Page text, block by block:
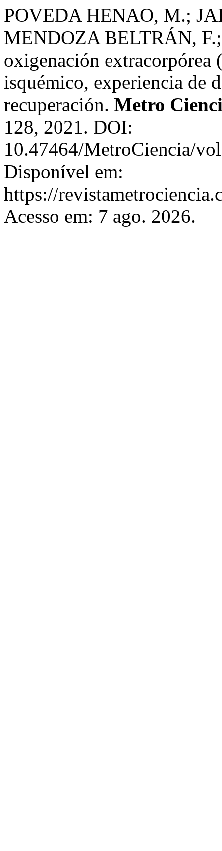
POVEDA HENAO, M.;
MENDOZA BELTRÁN,
oxigenación extracorpórea
isquémico, experiencia de
recuperación. Metro
128, 2021. DOI:
10.47464/MetroCiencia/
Disponível em:
https://
Acesso em: 7 ago. 2026.